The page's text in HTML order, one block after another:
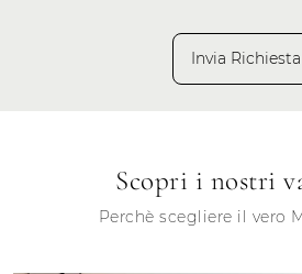
Invia Richiesta
Scopri i nostri
Perchè scegliere il vero